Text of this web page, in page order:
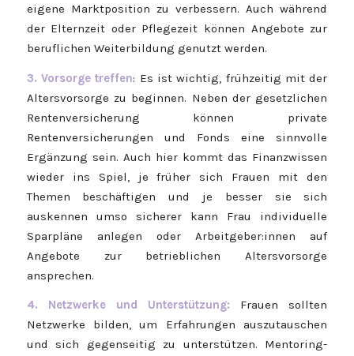
eigene Marktposition zu verbessern. Auch während
der Elternzeit oder Pflegezeit können Angebote zur
beruflichen Weiterbildung genutzt werden.
3. Vorsorge treffen: Es ist wichtig, frühzeitig mit der
Altersvorsorge zu beginnen. Neben der gesetzlichen
Rentenversicherung können private
Rentenversicherungen und Fonds eine sinnvolle
Ergänzung sein. Auch hier kommt das Finanzwissen
wieder ins Spiel, je früher sich Frauen mit den
Themen beschäftigen und je besser sie sich
auskennen umso sicherer kann Frau individuelle
Sparpläne anlegen oder Arbeitgeber:innen auf
Angebote zur betrieblichen Altersvorsorge
ansprechen.
4. Netzwerke und Unterstützung: Frauen sollten
Netzwerke bilden, um Erfahrungen auszutauschen
und sich gegenseitig zu unterstützen. Mentoring-